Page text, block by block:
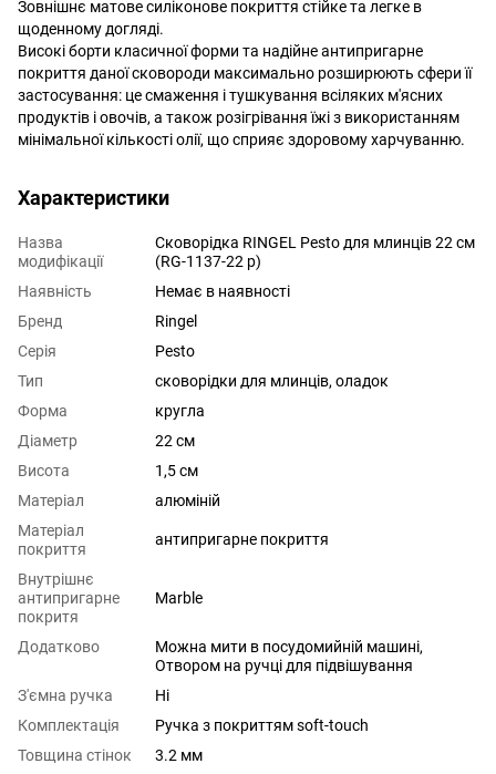
Зовнішнє матове силіконове покриття стійке та легке в
щоденному догляді.
Високі борти класичної форми та надійне антипригарне
покриття даної сковороди максимально розширюють сфери її
застосування: це смаження і тушкування всіляких м'ясних
продуктів і овочів, а також розігрівання їжі з використанням
мінімальної кількості олії, що сприяє здоровому харчуванню.
Характеристики
Назва
модифікації
Сковорідка RINGEL Pesto для млинців 22 см
(RG-1137-22 p)
Наявність
Немає в наявності
Бренд
Ringel
Серія
Pesto
Тип
сковорідки для млинців, оладок
Форма
кругла
Діаметр
22 см
Висота
1,5 см
Матеріал
алюміній
Матеріал
покриття
антипригарне покриття
Внутрішнє
антипригарне
покритя
Marble
Додатково
Можна мити в посудомийній машині,
Отвором на ручці для підвішування
З'ємна ручка
Ні
Комплектація
Ручка з покриттям soft-touch
Товщина стінок
3.2 мм